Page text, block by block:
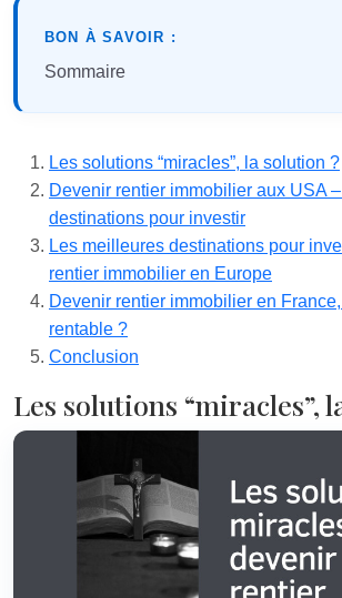
BON À SAVOIR :
Sommaire
Les solutions “miracles”, la solution ?
Devenir rentier immobilier aux USA
destinations pour investir
Les meilleures destinations pour
rentier immobilier en Europe
Devenir rentier immobilier en
rentable ?
Conclusion
Les solutions “miracles”,